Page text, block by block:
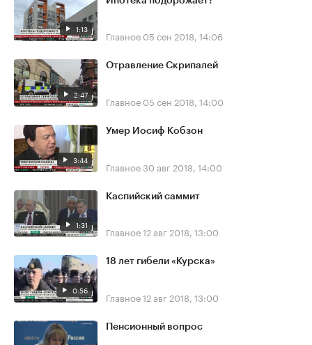
1:13 Главное 05 сен 2018, 14:06
2:47
Отравление Скрипалей
Главное 05 сен 2018, 14:00
3:44
Умер Иосиф Кобзон
Главное30 авг 2018, 14:00
1:31
Каспийский саммит
Главное12 авг 2018, 13:00
0:56
18 лет гибели «Курска»
Главное12 авг 2018, 13:00
Пенсионный вопрос